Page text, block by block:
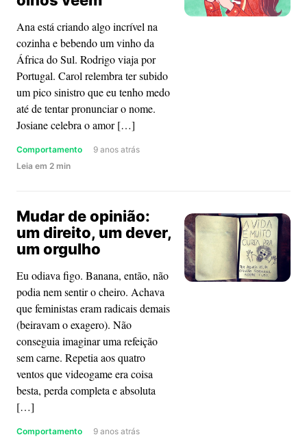
as
suas
escolhas
Ana está criando algo incrível na
cozinha e bebendo um vinho da
África do Sul. Rodrigo viaja por
Portugal. Carol relembra ter subido
um pico sinistro que eu tenho medo
até de tentar pronunciar o nome.
Josiane celebra o amor […]
Comportamento
9 anos atrás
Leia about
mais
felizes
do
você
–
não
confie
no
que
os
olhos
em 2 min
Mudar de opinião:
um direito, um dever,
um orgulho
Eu odiava figo. Banana, então, não
podia nem sentir o cheiro. Achava
que feministas eram radicais demais
(beiravam o exagero). Não
conseguia imaginar uma refeição
sem carne. Repetia aos quatro
ventos que videogame era coisa
besta, perda completa e absoluta
[…]
Comportamento
9 anos atrás